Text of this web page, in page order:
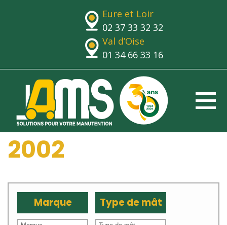
Eure et Loir
02 37 33 32 32
Val d’Oise
01 34 66 33 16
2002
Marque Type de mât